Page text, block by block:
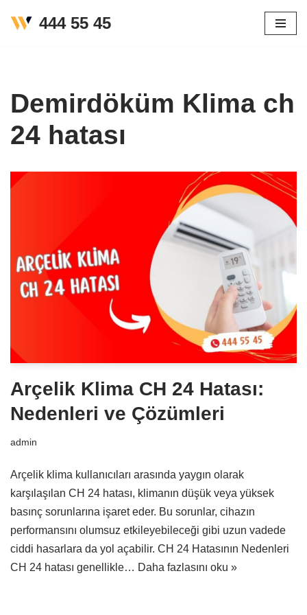
444 55 45
Demirdöküm Klima ch
24 hatası
Arçelik Klima CH 24 Hatası:
Nedenleri ve Çözümleri
admin
Arçelik klima kullanıcıları arasında yaygın olarak
karşılaşılan CH 24 hatası, klimanın düşük veya yüksek
basınç sorunlarına işaret eder. Bu sorunlar, cihazın
performansını olumsuz etkileyebileceği gibi uzun vadede
ciddi hasarlara da yol açabilir. CH 24 Hatasının Nedenleri
CH 24 hatası genellikle… Daha fazlasını oku »